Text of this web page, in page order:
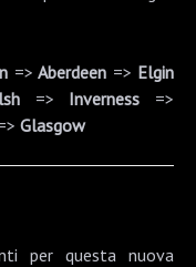
=> Aberdeen => Elgin
=> Inverness =>
Glasgow
per questa nuova